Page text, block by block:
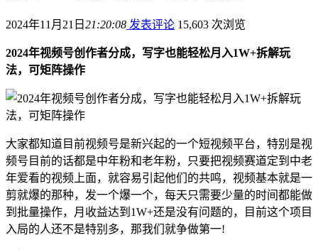
2024年11月21日 21:20:08 发表评论 15,603 次浏览
2024年视频号创作者分成，写字也能轻松月入1W+拆解玩
法，可矩阵操作
大家都知道目前视频号是新兴起的一个短视频平台，特别是视
频号目前的话都是中年粉和老年粉，只要把视频赛道定到中老
年爱看的视频上面，就容易引起他们的共鸣，视频基本就是一
剪就爆的那种，发一个爆一个，每天只需要少量的时间都能做
到批量操作，月收益达到1W+还是没有问题的，目前这个项目
入局的人还不是特别多，那我们就争做第一!